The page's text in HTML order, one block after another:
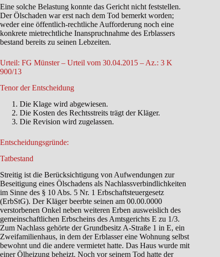
Eine solche Belastung konnte das Gericht nicht feststellen.
Der Ölschaden war erst nach dem Tod bemerkt worden;
weder eine öffentlich-rechtliche Aufforderung noch eine
konkrete mietrechtliche Inanspruchnahme des Erblassers
bestand bereits zu seinen Lebzeiten.
Urteil: FG Münster – Urteil vom 30.04.2015 – Az.: 3 K
900/13
Tenor der Entscheidung
Die Klage wird abgewiesen.
Die Kosten des Rechtsstreits trägt der Kläger.
Die Revision wird zugelassen.
Entscheidungsgründe:
Tatbestand
Streitig ist die Berücksichtigung von Aufwendungen zur
Beseitigung eines Ölschadens als Nachlassverbindlichkeiten
im Sinne des § 10 Abs. 5 Nr. 1 Erbschaftsteuergesetz
(ErbStG). Der Kläger beerbte seinen am 00.00.0000
verstorbenen Onkel neben weiteren Erben ausweislich des
gemeinschaftlichen Erbscheins des Amtsgerichts E zu 1/3.
Zum Nachlass gehörte der Grundbesitz A-Straße 1 in E, ein
Zweifamilienhaus, in dem der Erblasser eine Wohnung selbst
bewohnt und die andere vermietet hatte. Das Haus wurde mit
einer Ölheizung beheizt. Noch vor seinem Tod hatte der